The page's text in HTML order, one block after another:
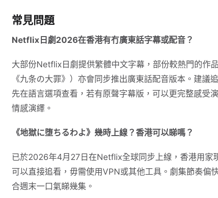
常見問題
Netflix日劇2026在香港有冇廣東話字幕或配音？
大部份Netflix日劇提供繁體中文字幕，部份較熱門的作
《九条の大罪》）亦會同步推出廣東話配音版本。建議
先在語言選項查看，若有原聲字幕版，可以更完整感受
情感演繹。
《地獄に堕ちるわよ》幾時上線？香港可以睇嗎？
已於2026年4月27日在Netflix全球同步上線，香港用家
可以直接追看，毋需使用VPN或其他工具。劇集節奏偏
合週末一口氣睇幾集。